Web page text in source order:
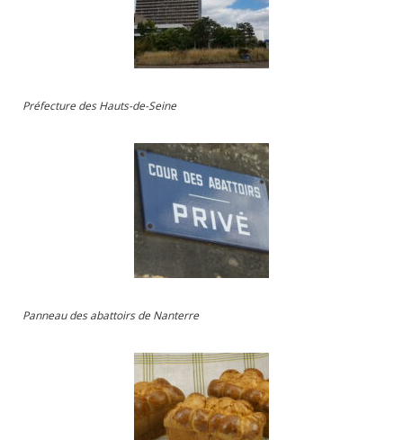
Préfecture des Hauts-de-Seine
Panneau des abattoirs de Nanterre